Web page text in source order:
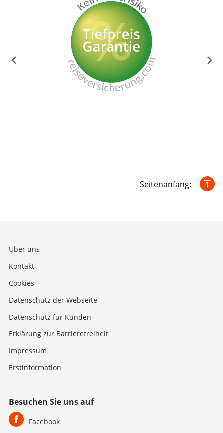
Seitenanfang:
Über uns
Kontakt
Cookies
Datenschutz der Webseite
Datenschutz für Kunden
Erklärung zur Barrierefreiheit
Impressum
Erstinformation
Besuchen Sie uns auf
Facebook